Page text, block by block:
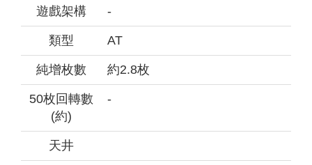
遊戲架構 -
類型 AT
純增枚數 約2.8枚
50枚回轉數
(約)
-
天井